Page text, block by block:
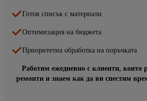
Готов списък с материали
Оптимизация на бюджета
Приоритетна обработка на поръчката
Работим ежедневно с клиенти, които
ремонти и знаем как да ви спестим